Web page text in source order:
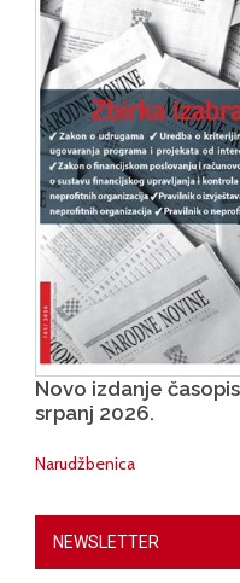
Novo izdanje
srpanj 2026.
Narudžbenica
NEWSLETTER